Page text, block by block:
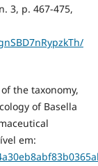
3, p. 467-475,
of the taxonomy,
of Basella
em: